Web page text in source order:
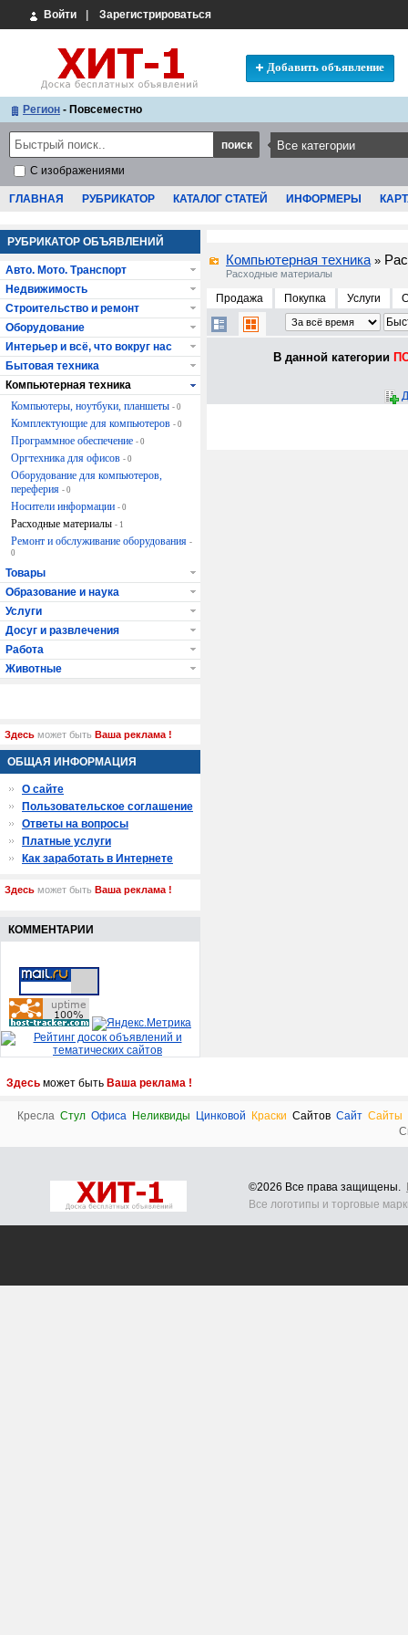
Войти Зарегистрироваться
Добавить объявление
Регион - Повсеместно
С изображениями
ГЛАВНАЯ РУБРИКАТОР КАТАЛОГ СТАТЕЙ ИНФОРМЕРЫ
Компьютерная техника »
Расходные материалы
Продажа Покупка Услуги
В данной категории
РУБРИКАТОР ОБЪЯВЛЕНИЙ
Авто. Мото. Транспорт
Недвижимость
Строительство и ремонт
Оборудование
Интерьер и всё, что вокруг нас
Бытовая техника
Компьютерная техника
Компьютеры, ноутбуки, планшеты - 0
Комплектующие для компьютеров - 0
Программное обеспечение - 0
Оргтехника для офисов - 0
Оборудование для компьютеров,
переферия - 0
Носители информации - 0
Расходные материалы - 1
Ремонт и обслуживание оборудования -
0
Товары
Образование и наука
Услуги
Досуг и развлечения
Работа
Животные
Здесь может быть Ваша реклама !
ОБЩАЯ ИНФОРМАЦИЯ
О сайте
Пользовательское соглашение
Ответы на вопросы
Платные услуги
Как заработать в Интернете
Здесь может быть Ваша реклама !
КОММЕНТАРИИ
Здесь может быть Ваша реклама !
Кресла Стул Офиса Неликвиды Цинковой Краски Сайтов Сайт Сайты
©2026 Все права защищены.
Все логотипы и торговые